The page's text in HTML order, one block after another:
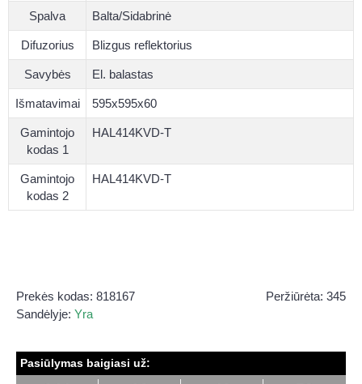
Spalva Balta/Sidabrinė
Difuzorius Blizgus reflektorius
Savybės El. balastas
Išmatavimai 595x595x60
Gamintojo
kodas 1
HAL414KVD-T
Gamintojo
kodas 2
HAL414KVD-T
Peržiūrėta: 345
Prekės kodas: 818167
Sandėlyje: Yra
Pasiūlymas baigiasi už: